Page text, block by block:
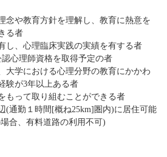
念や教育方針を理解し、教育に熱意を
る者
し、心理臨床実践の実績を有する者
認心理師資格を取得予定の者
大学における心理分野の教育にかかわ
験が3年以上ある者
もって取り組むことができる者
(通勤１時間[概ね25km]圏内)に居住可能
合、有料道路の利用不可)